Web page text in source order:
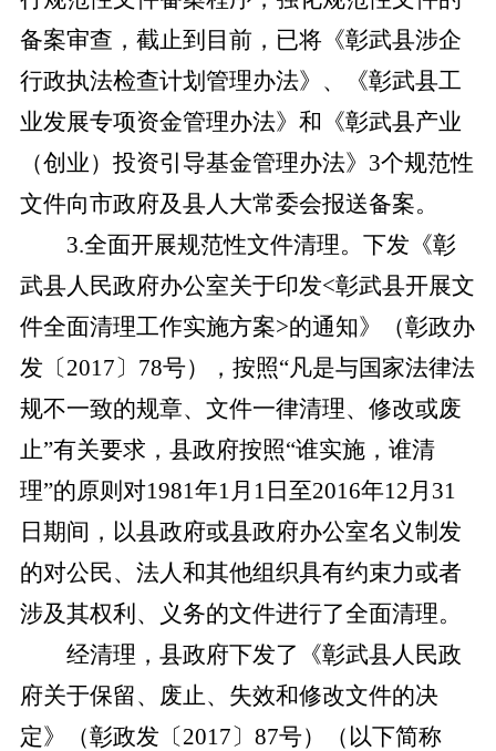
备案审查，截止到目前，已将《彰武县涉企
行政执法检查计划管理办法》、《彰武县工
业发展专项资金管理办法》和《彰武县产业
（创业）投资引导基金管理办法》3个规范性
文件向市政府及县人大常委会报送备案。
3.全面开展规范性文件清理。下发《彰
武县人民政府办公室关于印发<彰武县开展文
件全面清理工作实施方案>的通知》（彰政办
发〔2017〕78号），按照“凡是与国家法律法
规不一致的规章、文件一律清理、修改或废
止”有关要求，县政府按照“谁实施，谁清
理”的原则对1981年1月1日至2016年12月31
日期间，以县政府或县政府办公室名义制发
的对公民、法人和其他组织具有约束力或者
涉及其权利、义务的文件进行了全面清理。
经清理 ，县政府下发了
《彰武县人民政
府关于保留、废止、失效和修改文件的决
定》（彰政发〔2017〕87号）（以下简称